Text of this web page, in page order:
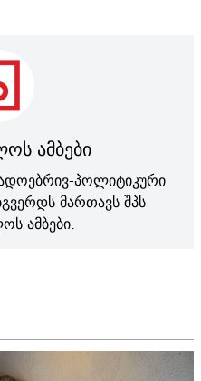
ამბები
პოლიტიკური
მართავს შპს
ამბები.